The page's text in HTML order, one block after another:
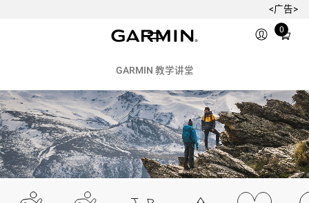
<广告>
0
Total
items
GARMIN 教学讲堂